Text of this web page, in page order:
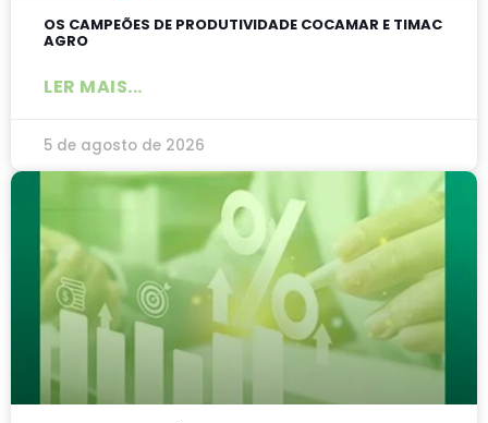
OS CAMPEÕES DE PRODUTIVIDADE COCAMAR E TIMAC
AGRO
LER MAIS...
5 de agosto de 2026